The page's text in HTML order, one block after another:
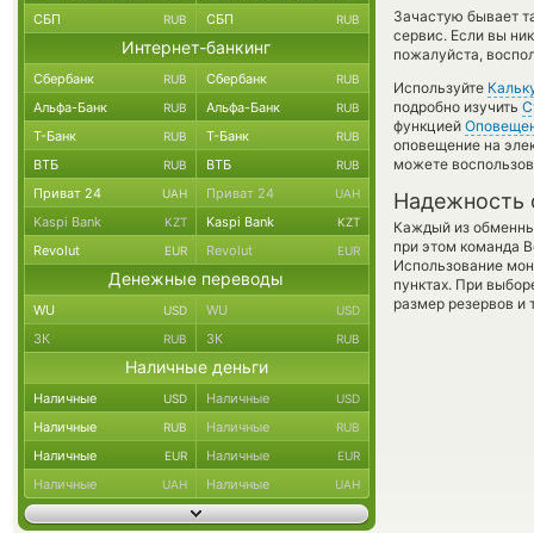
Зачастую бывает
сервис. Если вы
пожалуйста,
Используйте
подробно изучить
функцией
оповещение на
можете
Надежность
Каждый из
при этом команда
Использование
пунктах. При
размер резервов и
СБП RUB СБП RUB
Интернет-банкинг
Сбербанк RUB Сбербанк RUB
Альфа-Банк RUB Альфа-Банк RUB
Т-Банк RUB Т-Банк RUB
ВТБ RUB ВТБ RUB
Приват 24 UAH Приват 24 UAH
Kaspi Bank KZT Kaspi Bank KZT
Revolut EUR Revolut EUR
Денежные переводы
WU USD WU USD
ЗК RUB ЗК RUB
Наличные деньги
Наличные USD Наличные USD
Наличные RUB Наличные RUB
Наличные EUR Наличные EUR
Наличные UAH Наличные UAH